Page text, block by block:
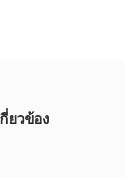
ยวข้อง